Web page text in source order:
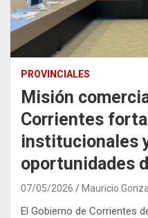
PROVINCIALES
Misión
Corrientes
institucionales
oportunidades
07/05/2026 Mauricio
El Gobierno de Corrientes